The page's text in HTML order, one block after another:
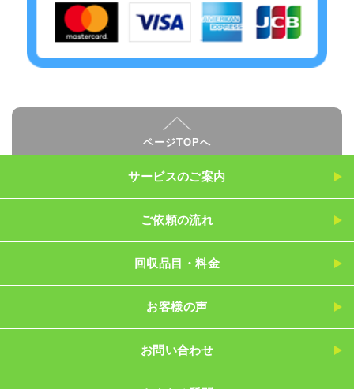
ページTOPへ
サービスのご案内
ご依頼の流れ
回収品目・料金
お客様の声
お問い合わせ